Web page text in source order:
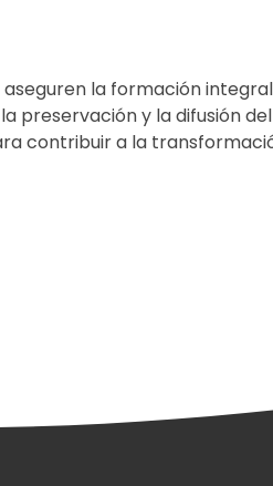
la formación
preservación y la difusión
contribuir a la